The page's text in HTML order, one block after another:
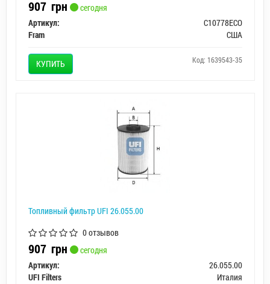
907 грн
сегодня
Артикул:
C10778ECO
Fram
США
КУПИТЬ Код: 1639543-35
Топливный фильтр UFI 26.055.00
0 отзывов
907 грн
сегодня
Артикул:
26.055.00
UFI Filters
Италия